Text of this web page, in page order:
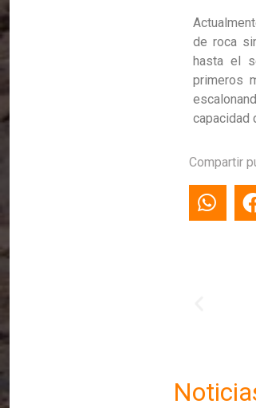
de roca
hasta el
primeros
capacidad
Compartir